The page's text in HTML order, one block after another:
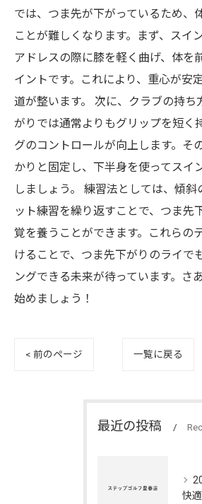
では、つま先が下がっているため、
ことが難しくなります。まず、スイ
アドレスの際に膝を軽く曲げ、体を
イントです。これにより、重心が安
道が整います。 次に、クラブの持ち
がりでは通常よりもグリップを短く
グのコントロールが向上します。そ
かりと固定し、下半身を使ってスイ
しましょう。 練習法としては、傾斜
ット練習を繰り返すことで、つま先
覚を養うことができます。これらの
けることで、つま先下がりのライで
ングできる未来が待っています。さ
始めましょう！
< 前のページ 一覧に戻る
最近の投稿